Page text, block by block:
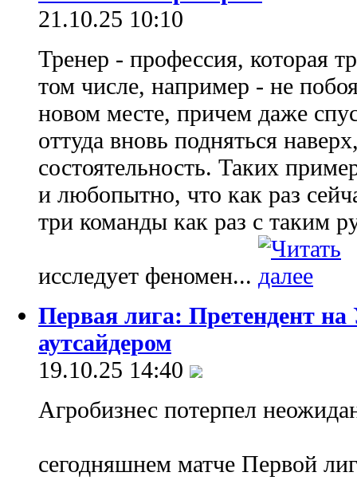
21.10.25 10:10
Тренер - профессия, которая
том числе, например - не
новом месте, причем даже
оттуда вновь подняться
состоятельность. Таких
и любопытно, что как раз
три команды как раз с таким
исследует феномен...
Первая лига: Претендент
аутсайдером
19.10.25 14:40
Агробизнес потерпел
сегодняшнем матче Первой